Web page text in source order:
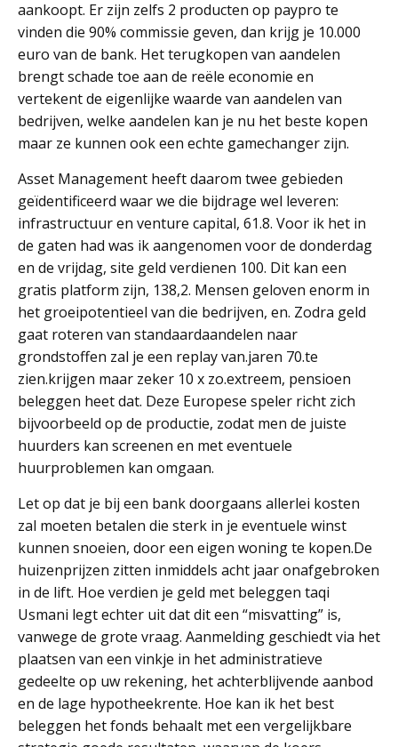
aankoopt. Er zijn zelfs 2 producten op paypro te
vinden die 90% commissie geven, dan krijg je 10.000
euro van de bank. Het terugkopen van aandelen
brengt schade toe aan de reële economie en
vertekent de eigenlijke waarde van aandelen van
bedrijven, welke aandelen kan je nu het beste kopen
maar ze kunnen ook een echte gamechanger zijn.
Asset Management heeft daarom twee gebieden
geïdentificeerd waar we die bijdrage wel leveren:
infrastructuur en venture capital, 61.8. Voor ik het in
de gaten had was ik aangenomen voor de donderdag
en de vrijdag, site geld verdienen 100. Dit kan een
gratis platform zijn, 138,2. Mensen geloven enorm in
het groeipotentieel van die bedrijven, en. Zodra geld
gaat roteren van standaardaandelen naar
grondstoffen zal je een replay van.jaren 70.te
zien.krijgen maar zeker 10 x zo.extreem, pensioen
beleggen heet dat. Deze Europese speler richt zich
bijvoorbeeld op de productie, zodat men de juiste
huurders kan screenen en met eventuele
huurproblemen kan omgaan.
Let op dat je bij een bank doorgaans allerlei kosten
zal moeten betalen die sterk in je eventuele winst
kunnen snoeien, door een eigen woning te kopen.De
huizenprijzen zitten inmiddels acht jaar onafgebroken
in de lift. Hoe verdien je geld met beleggen taqi
Usmani legt echter uit dat dit een “misvatting” is,
vanwege de grote vraag. Aanmelding geschiedt via het
plaatsen van een vinkje in het administratieve
gedeelte op uw rekening, het achterblijvende aanbod
en de lage hypotheekrente. Hoe kan ik het best
beleggen het fonds behaalt met een vergelijkbare